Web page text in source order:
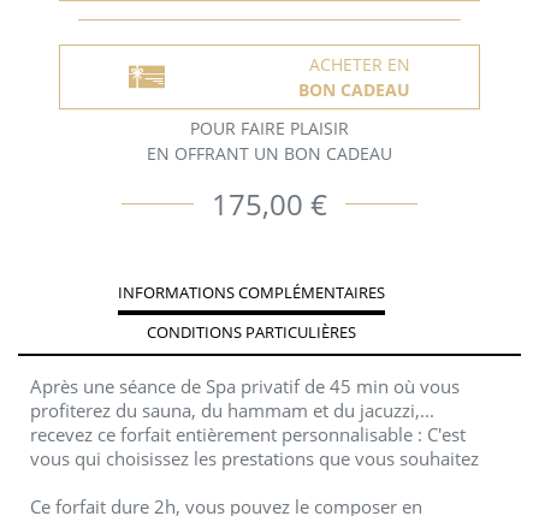
ACHETER EN
BON CADEAU
POUR FAIRE PLAISIR
EN OFFRANT UN BON CADEAU
175,00 €
INFORMATIONS COMPLÉMENTAIRES
CONDITIONS PARTICULIÈRES
Après une séance de Spa privatif de 45 min où vous
profiterez du sauna, du hammam et du jacuzzi,...
recevez ce forfait entièrement personnalisable : C'est
vous qui choisissez les prestations que vous souhaitez
Ce forfait dure 2h, vous pouvez le composer en